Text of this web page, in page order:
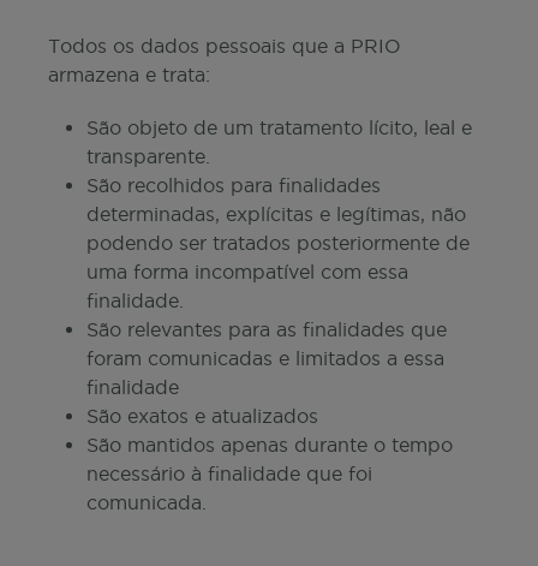
Contacto
Todos os dados pessoais que a PRIO
armazena e trata:
São objeto de um tratamento lícito, leal e
transparente.
São recolhidos para finalidades
determinadas, explícitas e legítimas, não
podendo ser tratados posteriormente de
uma forma incompatível com essa
finalidade.
São relevantes para as finalidades que
foram comunicadas e limitados a essa
finalidade
São exatos e atualizados
São mantidos apenas durante o tempo
necessário à finalidade que foi
comunicada.